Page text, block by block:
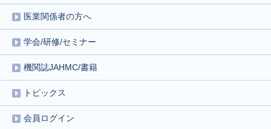
医業関係者の方へ
学会/研修/セミナー
機関誌JAHMC/書籍
トピックス
会員ログイン